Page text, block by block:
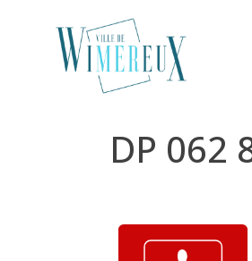
DP 062